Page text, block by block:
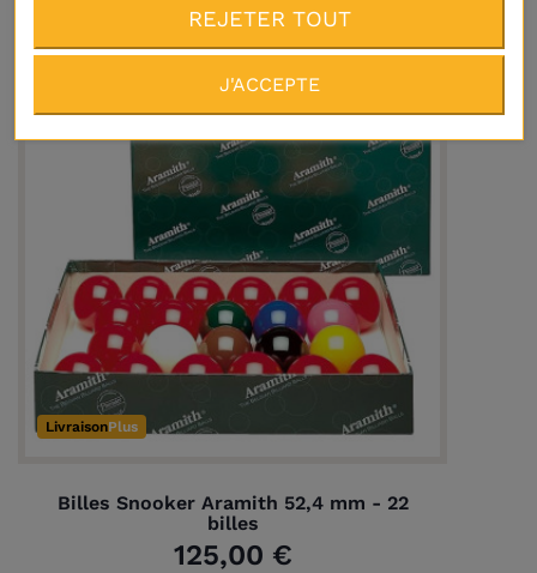
LivraisonPlus
Billes Snooker Aramith 52,4 mm - 22
billes
125,00 €
En réapprovisionnement
REJETER TOUT
J'ACCEPTE